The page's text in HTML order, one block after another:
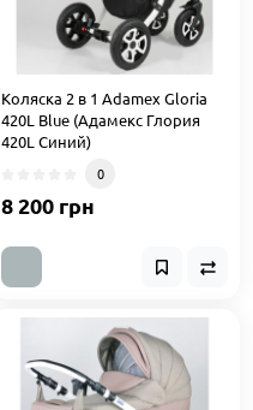
Коляска 2 в 1 Adamex Gloria
420L Blue (Адамекс Глория
420L Синий)
0
8 200 грн